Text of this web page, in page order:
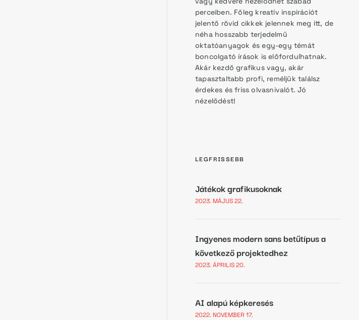
perceiben. Főleg kreatív inspirációt
jelentő rövid cikkek jelennek meg itt, de
néha hosszabb terjedelmű
oktatóanyagok és egy-egy témát
boncolgató írások is előfordulhatnak.
Akár kezdő grafikus vagy, akár
tapasztaltabb profi, reméljük találsz
érdekes és friss olvasnivalót. Jó
nézelődést!
LEGFRISSEBB
Játékok grafikusoknak
2023. MÁJUS 22.
Ingyenes modern sans betűtípus a
következő projektedhez
2023. ÁPRILIS 20.
AI alapú képkeresés
2022. NOVEMBER 17.